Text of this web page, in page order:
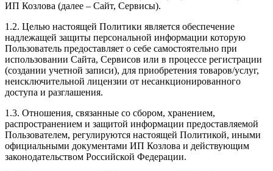
ИП Козлова (далее – Сайт, Сервисы).
1.2. Целью настоящей Политики является обеспечение
надлежащей защиты персональной информации которую
Пользователь предоставляет о себе самостоятельно при
использовании Сайта, Сервисов или в процессе регистрации
(создании учетной записи), для приобретения товаров/услуг,
неисключительной лицензии от несанкционированного
доступа и разглашения.
1.3. Отношения, связанные со сбором, хранением,
распространением и защитой информации предоставляемой
Пользователем, регулируются настоящей Политикой, иными
официальными документами ИП Козловa и действующим
законодательством Российской Федерации.